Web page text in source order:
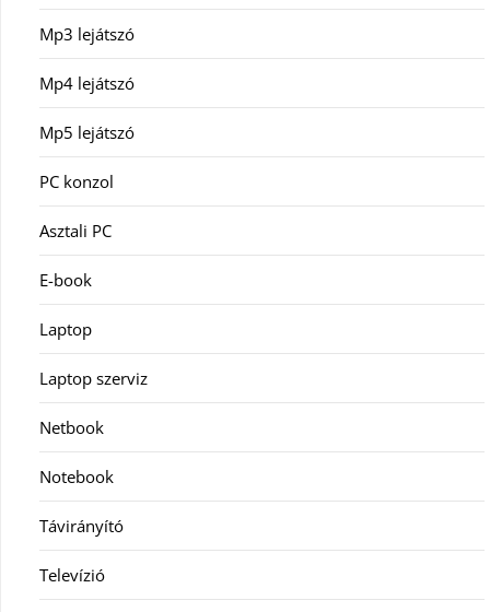
Mp3 lejátszó
Mp4 lejátszó
Mp5 lejátszó
PC konzol
Asztali PC
E-book
Laptop
Laptop szerviz
Netbook
Notebook
Távirányító
Televízió